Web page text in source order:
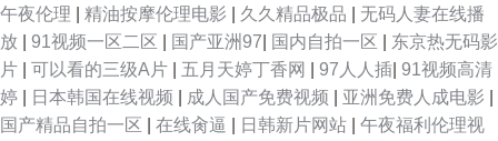
午夜伦理
精油按摩伦理电影 久久精品极品
无码人妻在线播
放
91视频一区二区 国产亚洲97 国内自拍一区
东京热无码影
片
可以看的三级A片 五月天婷丁香网 97人人插 91视频高清
婷
日本韩国在线视频 成人国产免费视频 亚洲免费人成电影
国产精品自拍一区
在线肏逼 日韩新片网站
午夜福利伦理视